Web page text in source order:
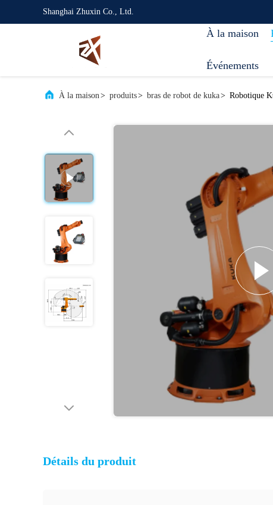
Shanghai Zhuxin Co., Ltd.
À la maison
Événements
À la maison> produits> bras de robot de kuka> Robotique
Détails du produit